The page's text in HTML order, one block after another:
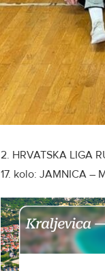
2. HRVATSKA LIGA
17. kolo: JAMNICA –